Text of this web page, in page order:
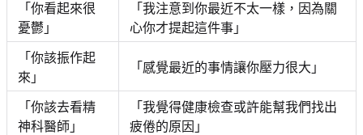
「你看起來很
憂鬱」
「我注意到你最近不太一樣，因為關
心你才提起這件事」
「你該振作起
來」
「感覺最近的事情讓你壓力很大」
「你該去看精
神科醫師」
「我覺得健康檢查或許能幫我們找出
疲倦的原因」